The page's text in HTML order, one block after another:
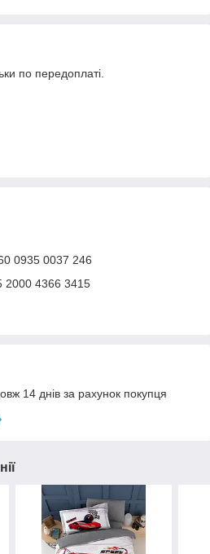
по передоплаті.
0935 0037 246
2000 4366 3415
14 днів за рахунок покупця